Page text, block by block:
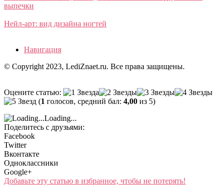
выпечки
Нейл-арт: вид дизайна ногтей
Навигация
© Copyright 2023, LediZnaet.ru. Все права защищены.
Оцените статью:
(1 голосов, средний бал: 4,00 из 5)
Loading...
Поделитесь с друзьями:
Facebook
Twitter
Вконтакте
Одноклассники
Google+
Добавьте эту статью в избранное, чтобы не потерять!